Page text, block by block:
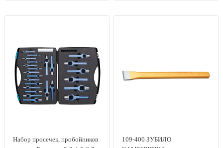
Набор просечек, пробойников
109-400 ЗУБИЛО